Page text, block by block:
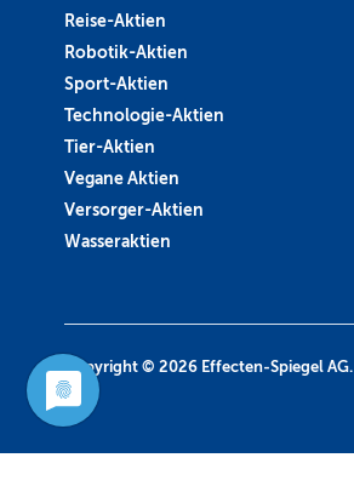
Reise-Aktien
Robotik-Aktien
Sport-Aktien
Technologie-Aktien
Tier-Aktien
Vegane Aktien
Versorger-Aktien
Wasseraktien
Copyright © 2026 Effecten-Spiegel AG.